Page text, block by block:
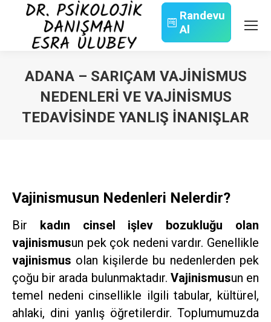
Randevu
Al
ADANA – SARIÇAM VAJINISMUS
NEDENLERI VE VAJINISMUS
TEDAVISINDE YANLIŞ İNANIŞLAR
Vajinismusun Nedenleri Nelerdir?
Bir kadın cinsel işlev bozukluğu olan
vajinismusun pek çok nedeni vardır. Genellikle
vajinismus olan kişilerde bu nedenlerden pek
çoğu bir arada bulunmaktadır. Vajinismusun en
temel nedeni cinsellikle ilgili tabular, kültürel,
ahlaki, dini yanlış öğretilerdir. Toplumumuzda